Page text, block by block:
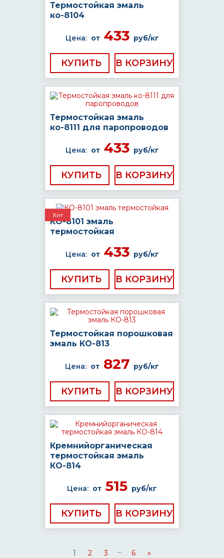
Термостойкая эмаль
ко-8104
Цена: от433 руб/кг
КУПИТЬ
Термостойкая эмаль
ко-8111 для паропроводов
Цена: от433 руб/кг
КУПИТЬ
Хит
КО-8101 эмаль
термостойкая
Цена: от433 руб/кг
КУПИТЬ
Термостойкая порошковая
эмаль КО-813
Цена: от 827 руб/кг
КУПИТЬ
Кремнийорганическая
термостойкая эмаль
КО-814
Цена: от 515 руб/кг
КУПИТЬ
1 2 3 ... 6 »